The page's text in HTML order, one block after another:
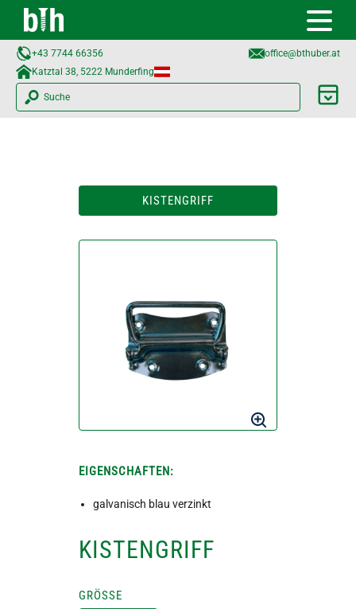
+43 7744 66356
office@bthuber.at​
Katztal 38, 5222 Munderfing
Suche
KISTENGRIFF
EIGENSCHAFTEN:
galvanisch blau verzinkt
KISTENGRIFF
GRÖSSE